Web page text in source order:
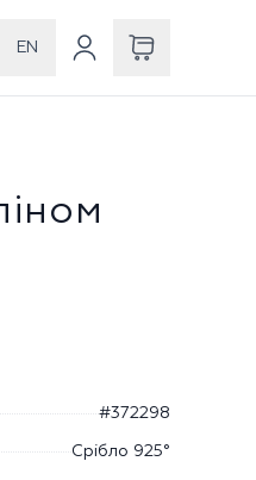
EN
#372298
Срібло 925°